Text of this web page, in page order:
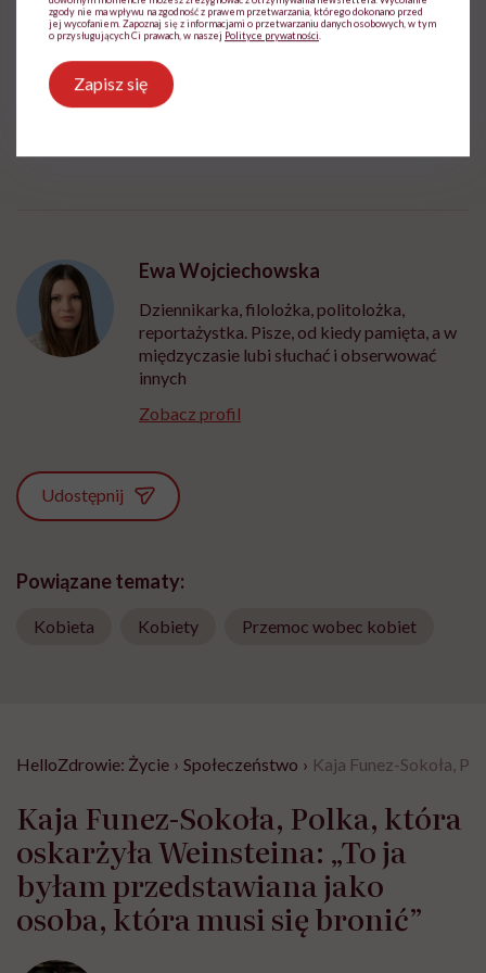
Ewa Wojciechowska
Dziennikarka, filolożka, politolożka,
reportażystka. Pisze, od kiedy pamięta, a w
międzyczasie lubi słuchać i obserwować
innych
Zobacz profil
Udostępnij
Powiązane tematy:
Kobieta Kobiety Przemoc wobec kobiet
HelloZdrowie: Życie › Społeczeństwo › Kaja Funez-Sokoła,
Kaja Funez-Sokoła, Polka, która
oskarżyła Weinsteina: „To ja
byłam przedstawiana jako
osoba, która musi się bronić”
zgody nie ma wpływu na zgodność z prawem przetwarzania, którego dokonano przed
jej wycofaniem. Zapoznaj się z informacjami o przetwarzaniu danych osobowych, w tym
o przysługujących Ci prawach, w naszej Polityce prywatności
Zapisz się